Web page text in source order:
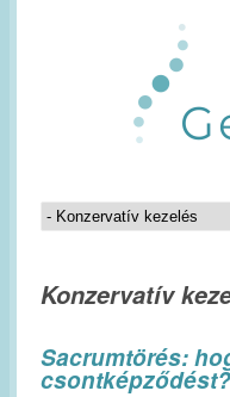
Konzervatív
Sacrumtörés:
csontképződést?